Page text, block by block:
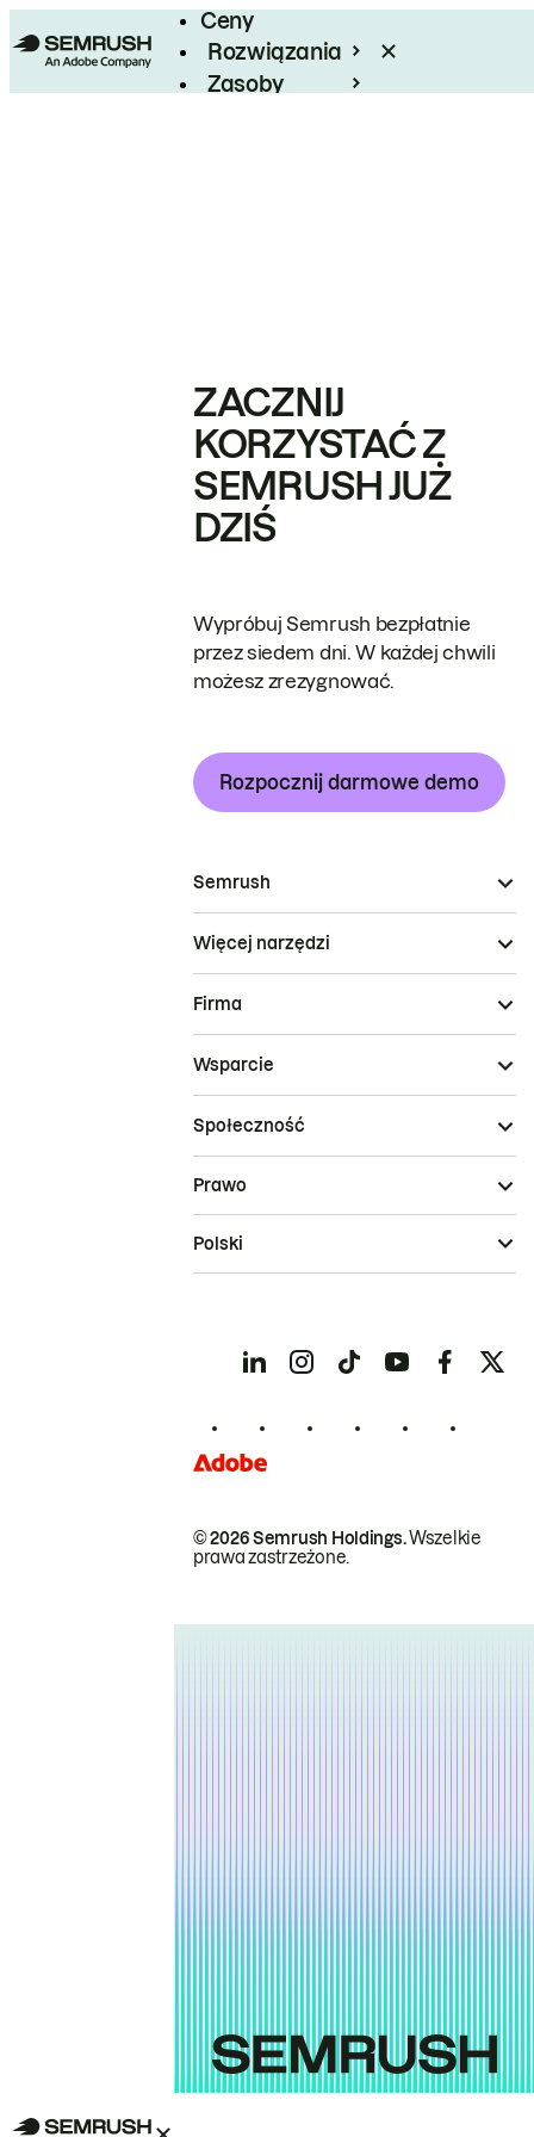
Ceny
Rozwiązania
Zasoby
ZACZNIJ
KORZYSTAĆ Z
SEMRUSH JUŻ
DZIŚ
Wypróbuj Semrush bezpłatnie
przez siedem dni. W każdej chwili
możesz zrezygnować.
Rozpocznij darmowe demo
Semrush
Więcej narzędzi
Firma
Wsparcie
Społeczność
© 2026 Semrush Holdings.Wszelkie
prawa zastrzeżone.
Prawo
Polski